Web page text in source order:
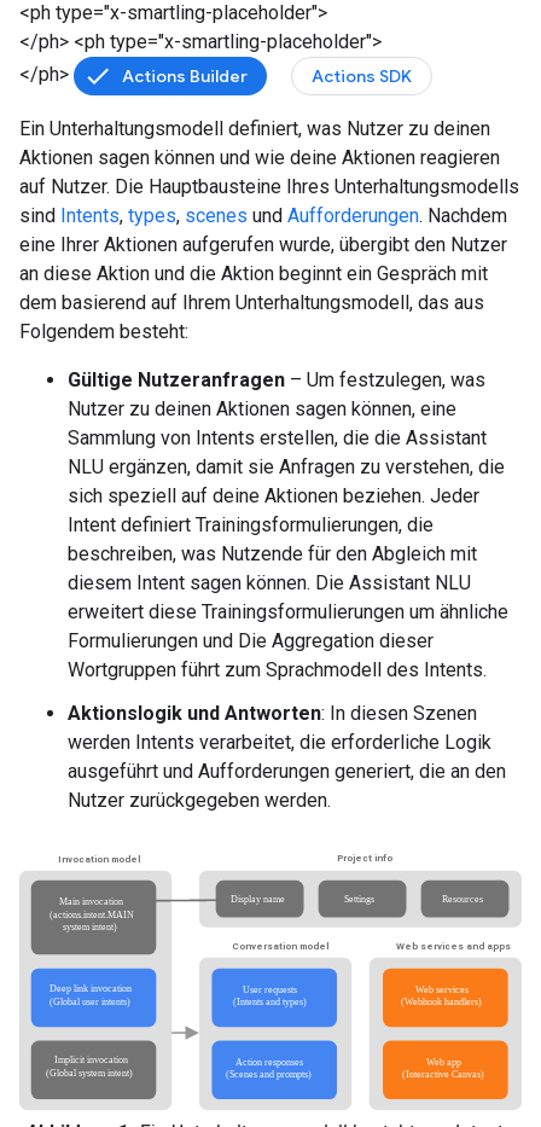
<ph type="x-smartling-placeholder">
</ph> <ph type="x-smartling-placeholder">
</ph>
Actions Builder Actions SDK
Ein Unterhaltungsmodell definiert, was Nutzer zu deinen
Aktionen sagen können und wie deine Aktionen reagieren
auf Nutzer. Die Hauptbausteine Ihres Unterhaltungsmodells
sind Intents, types, scenes und Aufforderungen. Nachdem
eine Ihrer Aktionen aufgerufen wurde, übergibt den Nutzer
an diese Aktion und die Aktion beginnt ein Gespräch mit
dem basierend auf Ihrem Unterhaltungsmodell, das aus
Folgendem besteht:
Gültige Nutzeranfragen – Um festzulegen, was
Nutzer zu deinen Aktionen sagen können, eine
Sammlung von Intents erstellen, die die Assistant
NLU ergänzen, damit sie Anfragen zu verstehen, die
sich speziell auf deine Aktionen beziehen. Jeder
Intent definiert Trainingsformulierungen, die
beschreiben, was Nutzende für den Abgleich mit
diesem Intent sagen können. Die Assistant NLU
erweitert diese Trainingsformulierungen um ähnliche
Formulierungen und Die Aggregation dieser
Wortgruppen führt zum Sprachmodell des Intents.
Aktionslogik und Antworten: In diesen Szenen
werden Intents verarbeitet, die erforderliche Logik
ausgeführt und Aufforderungen generiert, die an den
Nutzer zurückgegeben werden.